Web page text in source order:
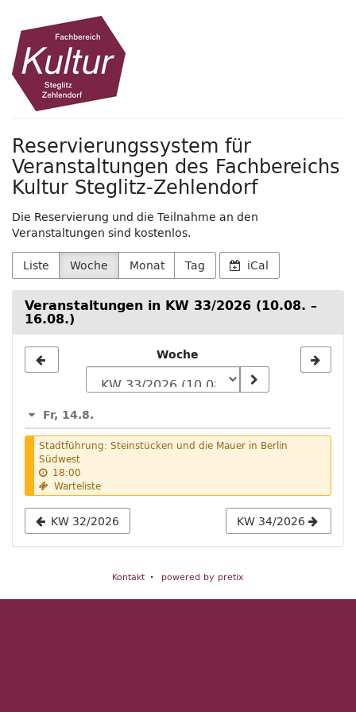
Haupt-
Inhalt
springen
Fachbereich
Kultur
Steglitz-
Zehlendorf
Reservierungssystem für
Veranstaltungen des Fachbereichs
Kultur Steglitz-Zehlendorf
Die Reservierung und die Teilnahme an den
Veranstaltungen sind kostenlos.
Liste
Woche Monat Tag iCal
Veranstaltungen in KW 33/2026 (10.08. –
16.08.)
zur
Anzeige
auswählen
Woche
Fr, 14.8.
Stadtführung: Steinstücken und die Mauer in Berlin
Südwest
18:00
Warteliste
KW 32/2026 KW 34/2026
Kontakt powered by pretix